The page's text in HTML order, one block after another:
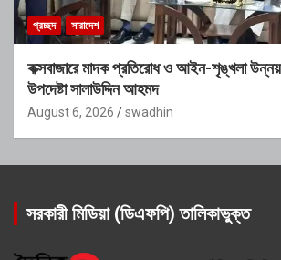
প্রচ্ছদ সারাদেশ
কক্সবাজারে মাদক প্রতিরোধ ও আইন-শৃঙ্খলা
উপদেষ্টা সালাউদ্দিন আহমদ
August 6, 2026 swadhin
সরকারী মিডিয়া (ডিএফপি) তালিকাভুক্ত